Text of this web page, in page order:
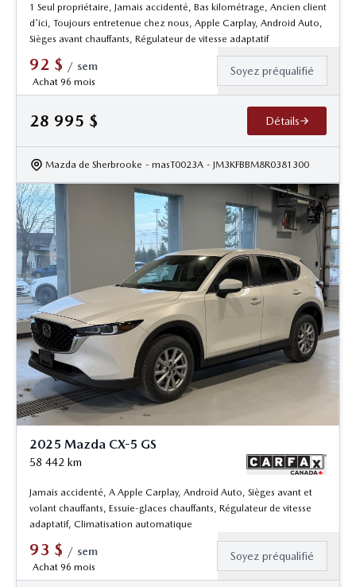
1 Seul propriétaire, Jamais accidenté, Bas kilométrage, Ancien client
d'ici, Toujours entretenue chez nous, Apple Carplay, Android Auto,
Sièges avant chauffants, Régulateur de vitesse adaptatif
92 $ / sem
Achat 96 mois
Soyez préqualifié
28 995 $ Détails
Mazda de Sherbrooke - masT0023A - JM3KFBBM8R0381300
2025 Mazda CX-5 GS
58 442 km
Jamais accidenté, A Apple Carplay, Android Auto, Sièges avant et
volant chauffants, Essuie-glaces chauffants, Régulateur de vitesse
adaptatif, Climatisation automatique
93 $ / sem
Achat 96 mois
Soyez préqualifié